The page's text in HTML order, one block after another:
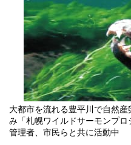
大都市を流れる豊平川で自然
み「札幌ワイルドサーモンプ
管理者、市民らと共に活動中